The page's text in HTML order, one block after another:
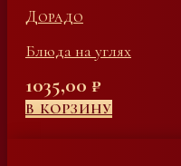
Дорадо
Блюда на углях
1035,00 ₽
В КОРЗИНУ